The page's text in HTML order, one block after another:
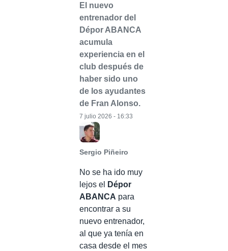
El nuevo
entrenador del
Dépor ABANCA
acumula
experiencia en el
club después de
haber sido uno
de los ayudantes
de Fran Alonso.
Sergio Piñeiro
7 julio 2026 - 16:33
No se ha ido muy
lejos el
Dépor
ABANCA para
encontrar a su
nuevo entrenador,
al que ya tenía en
casa desde el mes